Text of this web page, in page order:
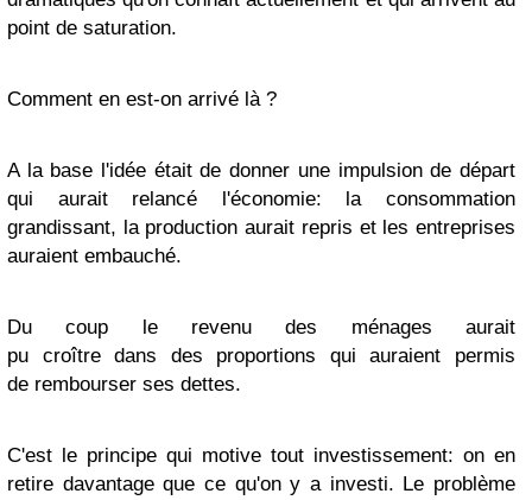
point de saturation.
Comment en est-on arrivé là ?
A la base l'idée était de donner une impulsion de départ
qui aurait relancé l'économie: la consommation
grandissant, la production aurait repris et les entreprises
auraient embauché.
Du coup le revenu des ménages aurait
pu croître dans des proportions qui auraient permis
de rembourser ses dettes.
C'est le principe qui motive tout investissement: on en
retire davantage que ce qu'on y a investi. Le problème